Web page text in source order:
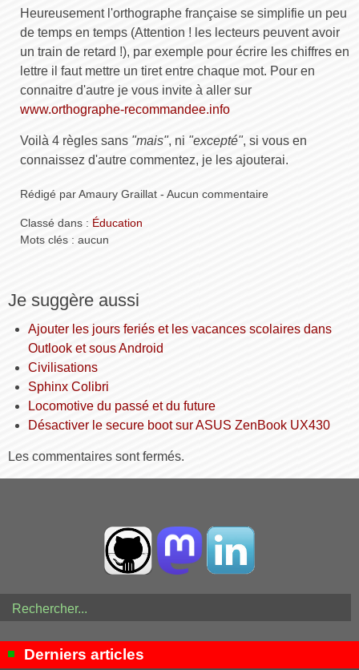
Heureusement l'orthographe française se simplifie un peu
de temps en temps (Attention ! les lecteurs peuvent avoir
un train de retard !), par exemple pour écrire les chiffres en
lettre il faut mettre un tiret entre chaque mot. Pour en
connaitre d'autre je vous invite à aller sur
www.orthographe-recommandee.info
Voilà 4 règles sans "mais", ni "excepté", si vous en
connaissez d'autre commentez, je les ajouterai.
Rédigé par Amaury Graillat - Aucun commentaire
Classé dans : Éducation
Mots clés : aucun
Je suggère aussi
Ajouter les jours feriés et les vacances scolaires dans
Outlook et sous Android
Civilisations
Sphinx Colibri
Locomotive du passé et du future
Désactiver le secure boot sur ASUS ZenBook UX430
Les commentaires sont fermés.
Derniers articles